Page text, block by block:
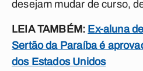
desejam mudar de curso,
LEIA TAMBÉM: Ex-aluna
Sertão da Paraíba é
dos Estados Unidos